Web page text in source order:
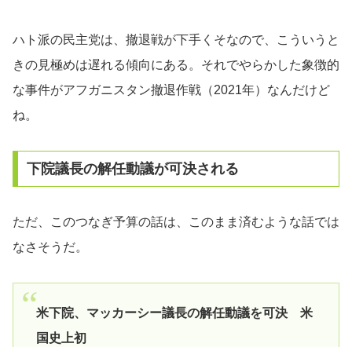
ハト派の民主党は、撤退戦が下手くそなので、こういうと
きの見極めは遅れる傾向にある。それでやらかした象徴的
な事件がアフガニスタン撤退作戦（2021年）なんだけど
ね。
下院議長の解任動議が可決される
ただ、このつなぎ予算の話は、このまま済むような話では
なさそうだ。
米下院、マッカーシー議長の解任動議を可決 米
国史上初